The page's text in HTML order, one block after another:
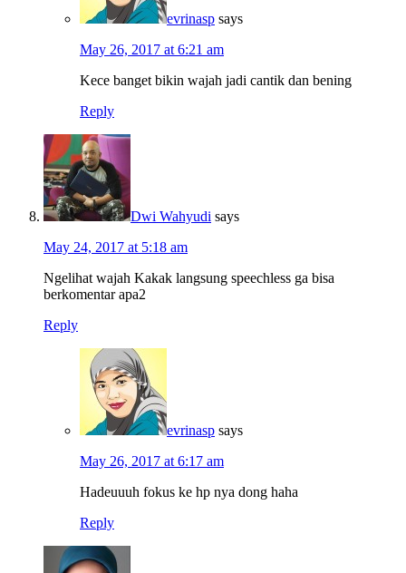
evrinasp says
May 26, 2017 at 6:21 am
Kece banget bikin wajah jadi cantik dan bening
Reply
Dwi Wahyudi says
May 24, 2017 at 5:18 am
Ngelihat wajah Kakak langsung speechless ga bisa
berkomentar apa2
Reply
evrinasp says
May 26, 2017 at 6:17 am
Hadeuuuh fokus ke hp nya dong haha
Reply